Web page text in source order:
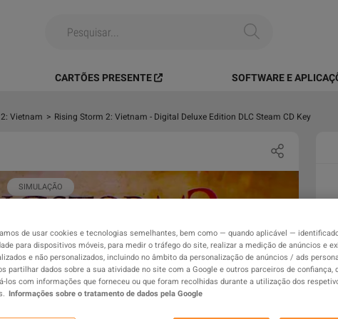
CARTÕES PRESENTE SOFTWARE E
Vietnam > Rising Storm 2: Vietnam - Digital Deluxe Edition DLC Steam CD Key
SIMULAÇÃO
de usar cookies e tecnologias semelhantes, bem como — quando aplicável —
para dispositivos móveis, para medir o tráfego do site, realizar a medição de anúncios e
e não personalizados, incluindo no âmbito da personalização de anúncios / ads
partilhar dados sobre a sua atividade no site com a Google e outros parceiros de confiança,
los com informações que forneceu ou que foram recolhidas durante a utilização dos
Informações sobre o tratamento de dados pela Google